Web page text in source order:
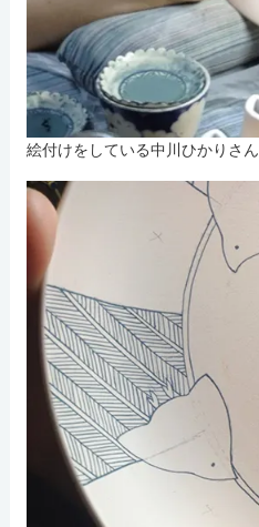
絵付けをしている中川ひかりさん